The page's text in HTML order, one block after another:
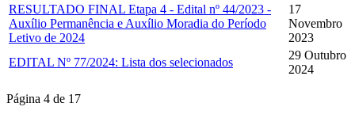
RESULTADO FINAL Etapa 4 - Edital nº 44/2023 -
Auxílio Permanência e Auxílio Moradia do Período
Letivo de 2024
17
Novembro
2023
EDITAL Nº 77/2024: Lista dos selecionados
29 Outubro
2024
Página 4 de 17